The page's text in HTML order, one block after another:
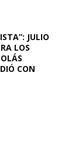
JULIO
LOS
CON